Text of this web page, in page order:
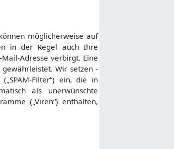
möglicherweise auf
in der Regel auch Ihre
Adresse verbirgt. Eine
Wir setzen -
Filter“) ein, die in
als unerwünschte
(„Viren“) enthalten,